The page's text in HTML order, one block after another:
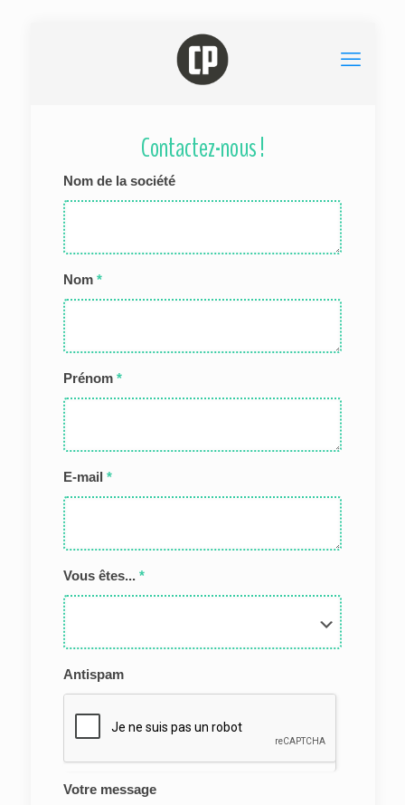
Contactez-nous !
Nom de la société
Nom *
Prénom *
E-mail *
Vous êtes... *
Antispam
Votre message